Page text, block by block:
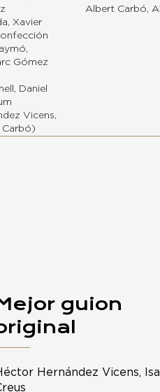
Xavier
Gómez
Daniel
Vicens,
Carbó)
Albert Carbó,
guion
Hernández Vicens,